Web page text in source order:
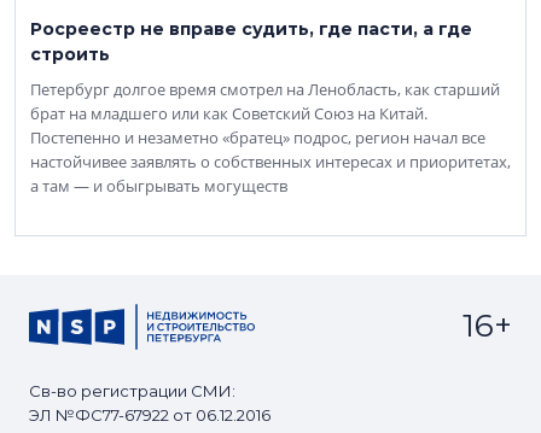
Росреестр не вправе судить, где пасти, а где
строить
Петербург долгое время смотрел на Ленобласть, как старший
брат на младшего или как Советский Союз на Китай.
Постепенно и незаметно «братец» подрос, регион начал все
настойчивее заявлять о собственных интересах и приоритетах,
а там — и обыгрывать могуществ
Св-во регистрации СМИ:
ЭЛ №ФС77-67922 от 06.12.2016
16+